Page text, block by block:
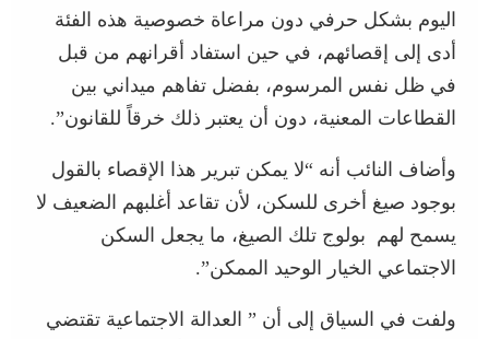
اليوم بشكل حرفي دون مراعاة خصوصية هذه الفئة
أدى إلى إقصائهم، في حين استفاد أقرانهم من قبل
في ظل نفس المرسوم، بفضل تفاهم ميداني بين
القطاعات المعنية، دون أن يعتبر ذلك خرقاً للقانون”.
وأضاف النائب أنه “لا يمكن تبرير هذا الإقصاء بالقول
بوجود صيغ أخرى للسكن، لأن تقاعد أغلبهم الضعيف لا
يسمح لهم بولوج تلك الصيغ، ما يجعل السكن
الاجتماعي الخيار الوحيد الممكن”.
ولفت في السياق إلى أن ” العدالة الاجتماعية تقتضي